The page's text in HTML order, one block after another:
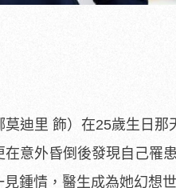
迪里 飾）在25歲生日那
意外昏倒後發現自己罹
鍾情，醫生成為她幻想